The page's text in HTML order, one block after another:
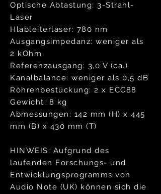
Optische Abtastung: 3-Strahl-
Laser
Hlableiterlaser: 780 nm
Ausgangsimpedanz: weniger als
2 kOhm
Referenzausgang: 3,0 V (ca.)
Kanalbalance: weniger als 0,5 dB
Röhrenbestückung: 2 x ECC88
Gewicht: 8 kg
Abmessungen; 142 mm (H) x 445
mm (B) x 430 mm (T)
HINWEIS: Aufgrund des
laufenden Forschungs- und
Entwicklungsprogramms von
Audio Note (UK) können sich die